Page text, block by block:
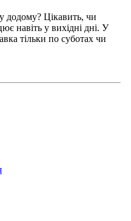
додому? Цікавить, чи
навіть у вихідні дні. У
тільки по суботах чи